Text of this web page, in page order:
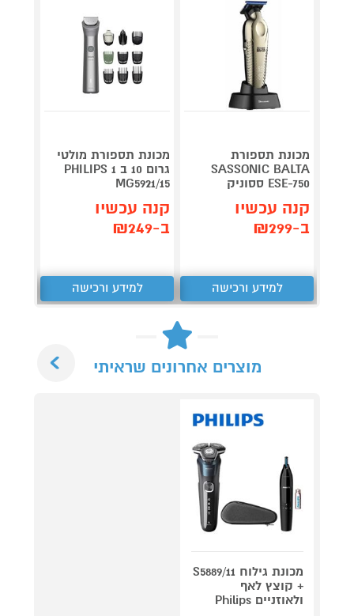
מכונת תספורת
SASSONIC BALTA
ESE-750 ססוניק
קנה עכשיו
ב-₪299
למידע ורכישה
מכונת תספורת מולטי
גרום 10 ב 1 PHILIPS
MG5921/15
קנה עכשיו
ב-₪249
למידע ורכישה
מוצרים אחרונים שראיתי
מכונת גילוח S5889/11
+ קוצץ לאף
ולאוזניים Philips